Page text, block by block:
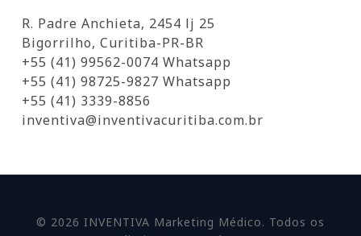
R. Padre Anchieta, 2454 lj 25
Bigorrilho, Curitiba-PR-BR
+55 (41) 99562-0074 Whatsapp
+55 (41) 98725-9827 Whatsapp
+55 (41) 3339-8856
inventiva@inventivacuritiba.com.br
© 2026 INVENTIVA Marketing Médico. Todos os